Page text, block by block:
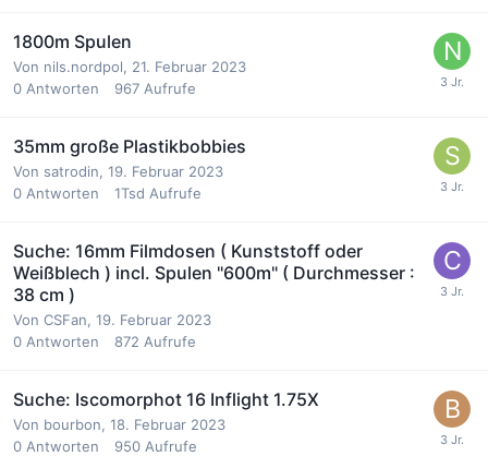
1800m Spulen
Von nils.nordpol, 21. Februar 2023
0 Antworten 967 Aufrufe
35mm große Plastikbobbies
Von satrodin, 19. Februar 2023
0 Antworten 1Tsd Aufrufe
Suche: 16mm Filmdosen ( Kunststoff oder
Weißblech ) incl. Spulen "600m" ( Durchmesser :
38 cm )
Von CSFan, 19. Februar 2023
0 Antworten 872 Aufrufe
Suche: Iscomorphot 16 Inflight 1.75X
Von bourbon, 18. Februar 2023
0 Antworten 950 Aufrufe